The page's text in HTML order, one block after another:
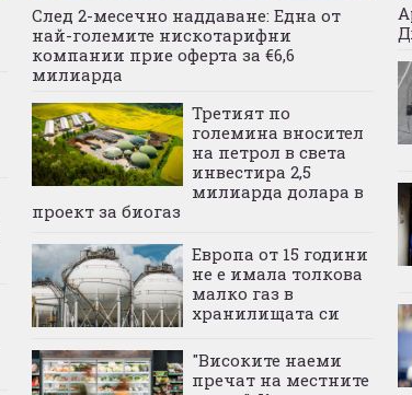
След 2-месечно наддаване: Една от
най-големите нискотарифни
компании прие оферта за €6,6
милиарда
Третият по
големина вносител
на петрол в света
инвестира 2,5
милиарда долара в
проект за биогаз
Европа от 15 години
не е имала толкова
малко газ в
хранилищата си
"Високите наеми
пречат на местните